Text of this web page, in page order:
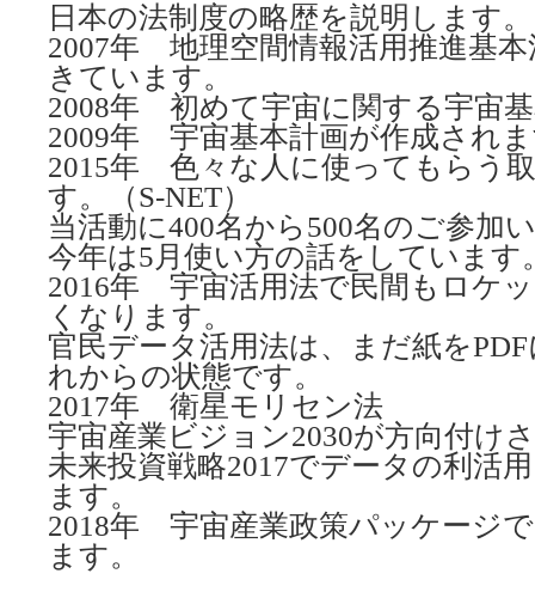
日本の法制度の略歴を説明します。
2007年 地理空間情報活用推進基
きています。
2008年 初めて宇宙に関する宇宙
2009年 宇宙基本計画が作成され
2015年 色々な人に使ってもらう
す。（S-NET）
当活動に400名から500名のご参加
今年は5月使い方の話をしています
2016年 宇宙活用法で民間もロケ
くなります。
官民データ活用法は、まだ紙を
れからの状態です。
2017年 衛星モリセン法
宇宙産業ビジョン2030が方向付け
未来投資戦略2017でデータの利活
ます。
2018年 宇宙産業政策パッケージ
ます。